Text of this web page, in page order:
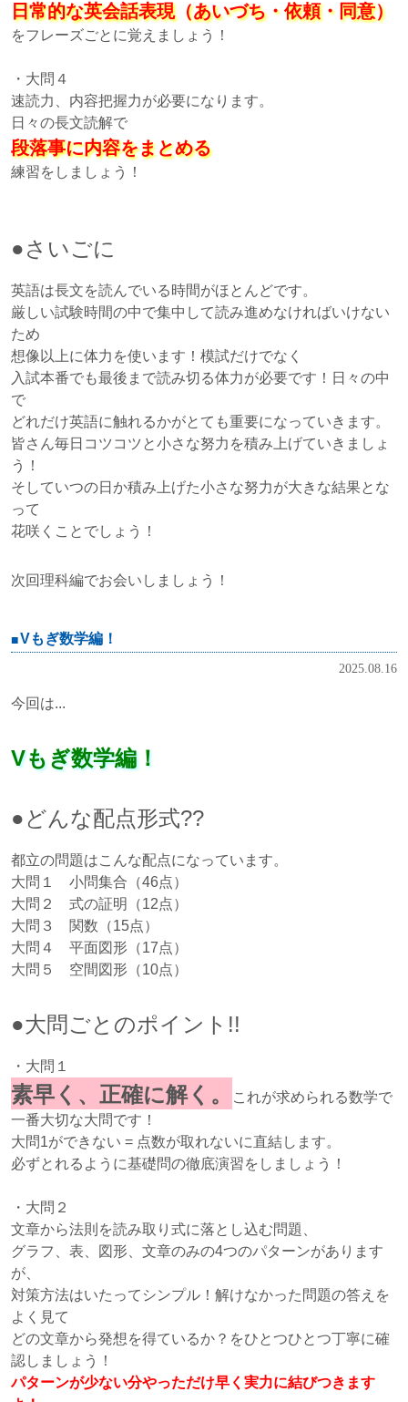
日常的な英会話表現（あいづち・依頼・同意）
をフレーズごとに覚えましょう！
・大問４
速読力、内容把握力が必要になります。
日々の長文読解で
段落事に内容をまとめる
練習をしましょう！
●さいごに
英語は長文を読んでいる時間がほとんどです。
厳しい試験時間の中で集中して読み進めなければいけない
ため
想像以上に体力を使います！模試だけでなく
入試本番でも最後まで読み切る体力が必要です！日々の中
で
どれだけ英語に触れるかがとても重要になっていきます。
皆さん毎日コツコツと小さな努力を積み上げていきましょ
う！
そしていつの日か積み上げた小さな努力が大きな結果とな
って
花咲くことでしょう！
次回理科編でお会いしましょう！
Vもぎ数学編！
2025.08.16
今回は...
Vもぎ数学編！
●どんな配点形式??
都立の問題はこんな配点になっています。
大問１ 小問集合（46点）
大問２ 式の証明（12点）
大問３ 関数（15点）
大問４ 平面図形（17点）
大問５ 空間図形（10点）
●大問ごとのポイント!!
・大問１
素早く、正確に解く。
これが求められる数学で
一番大切な大問です！
大問1ができない = 点数が取れないに直結します。
必ずとれるように基礎問の徹底演習をしましょう！
・大問２
文章から法則を読み取り式に落とし込む問題、
グラフ、表、図形、文章のみの4つのパターンがあります
が、
対策方法はいたってシンプル！解けなかった問題の答えを
よく見て
どの文章から発想を得ているか？をひとつひとつ丁寧に確
認しましょう！
パターンが少ない分やっただけ早く実力に結びつきます